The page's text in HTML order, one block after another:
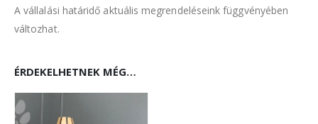
A vállalási határidő aktuális megrendeléseink függvényében
változhat.
ÉRDEKELHETNEK MÉG…